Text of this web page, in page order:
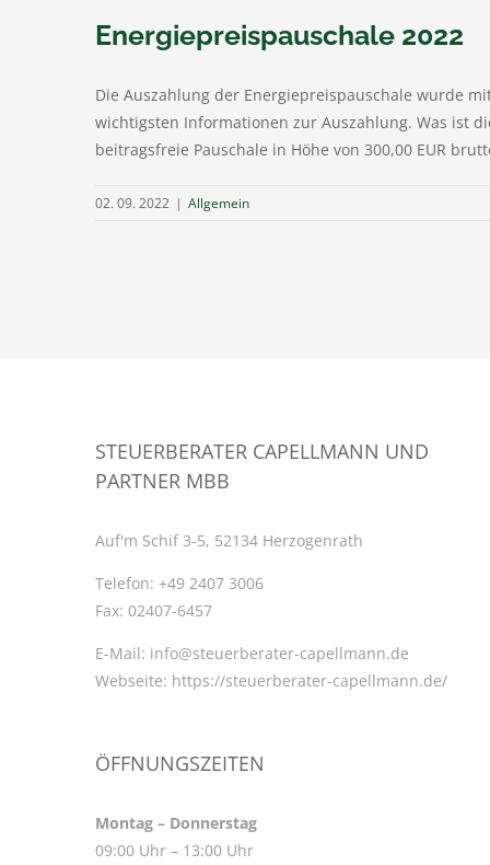
Energiepreispauschale 2022
Die Auszahlung der Energiepreispauschale wurde
wichtigsten Informationen zur Auszahlung. Was ist
beitragsfreie Pauschale in Höhe von 300,00 EUR
02. 09. 2022 | Allgemein
STEUERBERATER CAPELLMANN UND
PARTNER MBB
Auf'm Schif 3-5, 52134 Herzogenrath
Telefon: +49 2407 3006
Fax: 02407-6457
E-Mail: info@steuerberater-capellmann.de
Webseite: https://steuerberater-capellmann.de/
ÖFFNUNGSZEITEN
Montag – Donnerstag
09:00 Uhr – 13:00 Uhr